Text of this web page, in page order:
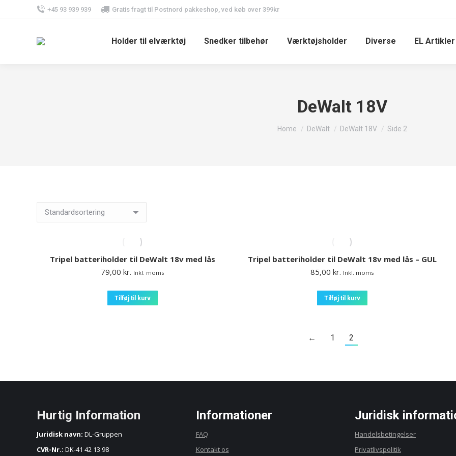
+45 93 939 939 Gratis fragt til Postnord pakkeshop, ved køb over 399kr
Holder til elværktøj Snedker tilbehør Værktøjsholder Diverse EL Artikler
DeWalt 18V
You are here:
Home DeWalt DeWalt 18V Side 2
Tripel batteriholder til DeWalt 18v med lås
79,00 kr. Inkl. moms
Tilføj til kurv
Tripel batteriholder til DeWalt 18v med lås – GUL
85,00 kr. Inkl. moms
Tilføj til kurv
← 1 2
Hurtig Information
Juridisk navn: DL-Gruppen
CVR-Nr.: DK-41 42 13 98
Informationer
FAQ
Kontakt os
Juridisk
Handelsbetingelser
Privatlivspolitik